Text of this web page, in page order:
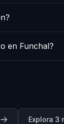
en Funchal?
Explora 3